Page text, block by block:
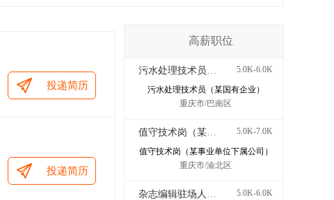
投递简历
投递简历
高薪职位
污水处理技术员（某国有企业） 5.0K-6.0K
污水处理技术员（某国有企业）
重庆市/巴南区
值守技术岗（某事业单位下属公司） 5.0K-7.0K
值守技术岗（某事业单位下属公司）
重庆市/渝北区
杂志编辑驻场人员（某国企） 5.0K-6.0K